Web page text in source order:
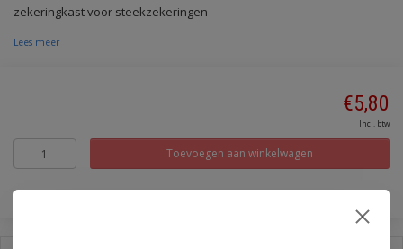
zekeringkast voor steekzekeringen
Lees meer
€5,80
Incl. btw
Toevoegen aan winkelwagen